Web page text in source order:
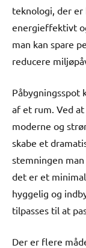
teknologi, der
energieffektivt
man kan spare
reducere
Påbygningsspot
af et rum. Ved
moderne og
skabe et
stemningen
det er et
hyggelig og
tilpasses til at
Der er flere